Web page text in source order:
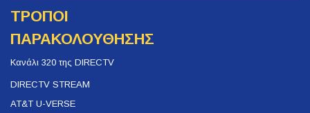
ΤΡΟΠΟΙ
ΠΑΡΑΚΟΛΟΥΘΗΣΗΣ
Κανάλι 320 της DIRECTV
DIRECTV STREAM
AT&T U-VERSE